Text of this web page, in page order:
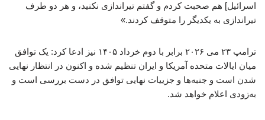
اسرائیل] هم صحبت کردم و گفتم تیراندازی نکنید، و هر دو طرف
تیراندازی به یکدیگر را متوقف کردند.»
ترامپ ۲۳ می ۲۰۲۶ برابر با دوم خرداد ۱۴۰۵ نیز ادعا کرد: یک توافق
میان ایالات متحده آمریکا و ایران تنظیم شده و اکنون در انتظار نهایی
شدن است و جنبه‌ها و جزییات نهایی توافق در دست بررسی است و
به‌زودی اعلام خواهد شد.